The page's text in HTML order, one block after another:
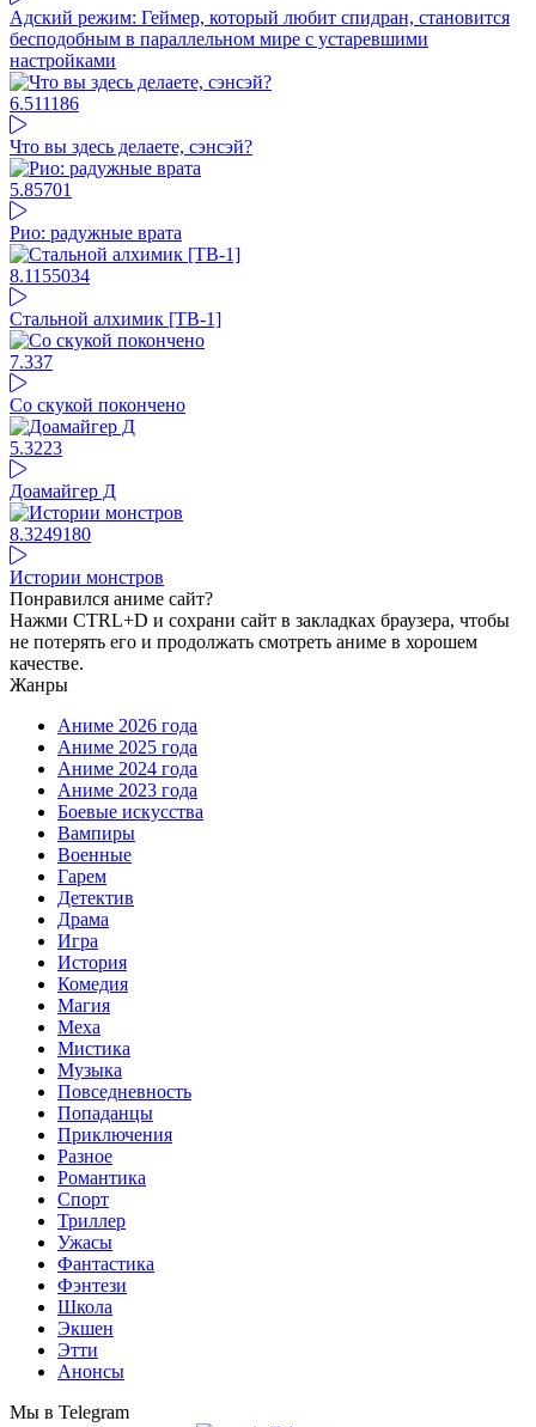
Адский режим: Геймер, который любит спидран, становится
бесподобным в параллельном мире с устаревшими
настройками
6.511186
Что вы здесь делаете, сэнсэй?
5.85701
Рио: радужные врата
8.11 55034
Стальной алхимик [ТВ-1]
7.337
Со скукой покончено
5.3223
Доамайгер Д
8.3249180
Истории монстров
Понравился аниме сайт?
Нажми CTRL+D и сохрани сайт в закладках браузера, чтобы
не потерять его и продолжать смотреть аниме в хорошем
качестве.
Жанры
Аниме 2026 года
Аниме 2025 года
Аниме 2024 года
Аниме 2023 года
Боевые искусства
Вампиры
Военные
Гарем
Детектив
Драма
Игра
История
Комедия
Магия
Меха
Мистика
Музыка
Повседневность
Попаданцы
Приключения
Разное
Романтика
Спорт
Триллер
Ужасы
Фантастика
Фэнтези
Школа
Экшен
Этти
Анонсы
Мы в Telegram